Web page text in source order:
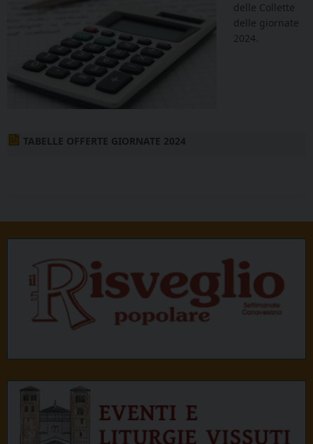
delle Collette
delle giornate
2024.
TABELLE OFFERTE GIORNATE 2024